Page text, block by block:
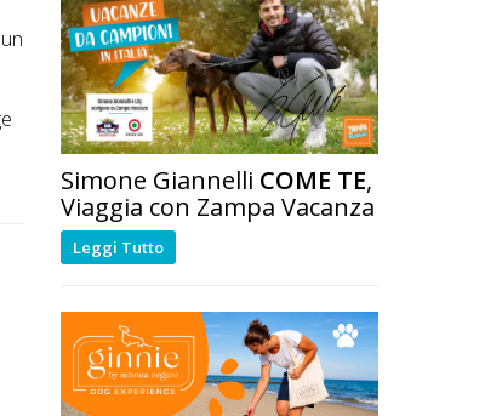
Simone Giannelli COME TE,
Viaggia con Zampa Vacanza
Leggi Tutto